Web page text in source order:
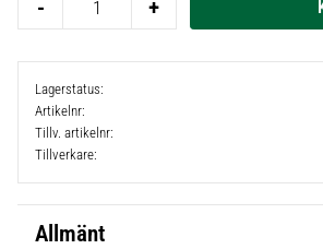
+
-
Lagerstatus
Artikelnr
Tillv. artikelnr
Tillverkare
Allmänt